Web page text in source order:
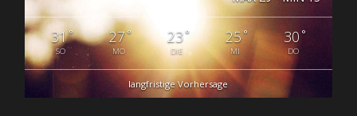
31°
SO
27°
MO
23°
DIE
25°
MI
30 °
DO
langfristige Vorhersage